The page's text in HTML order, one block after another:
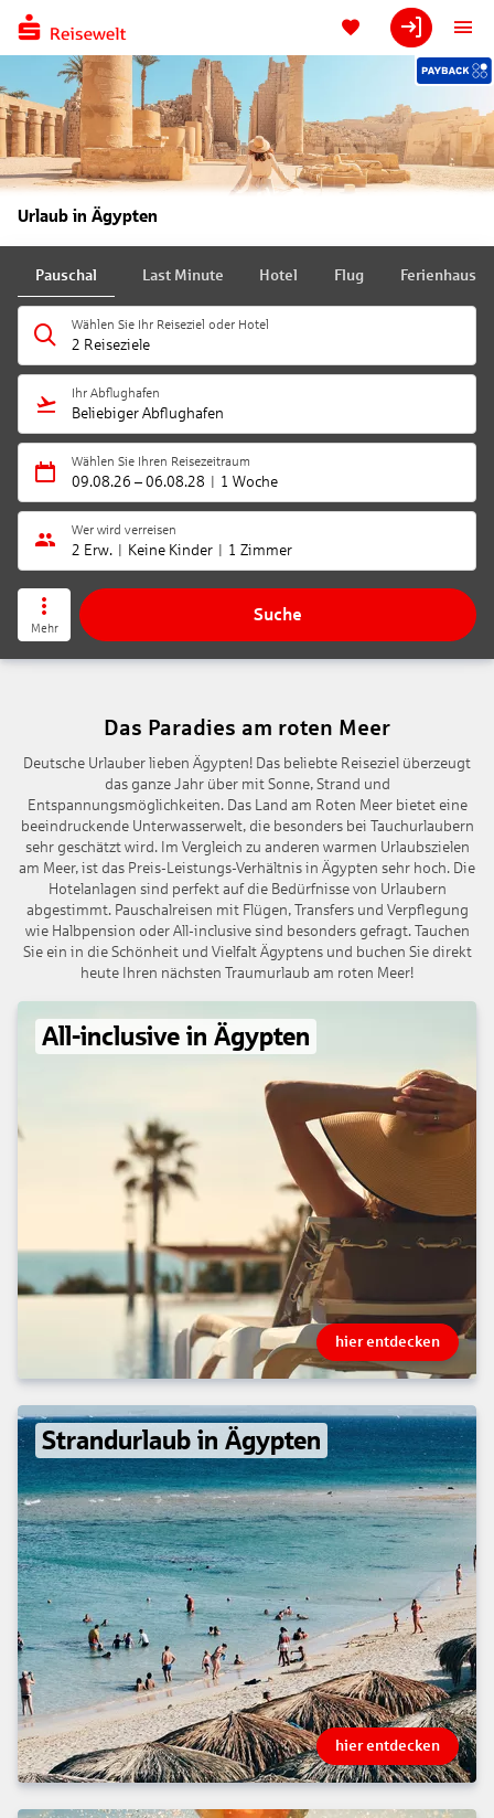
Urlaub in Ägypten
Pauschal Last Minute Hotel Flug Ferienhaus
Wählen Sie Ihr Reiseziel oder Hotel
2 Reiseziele
Ihr Abflughafen
Beliebiger Abflughafen
Wählen Sie Ihren Reisezeitraum
09.08.26 – 06.08.28 1 Woche
Wer wird verreisen
2 Erw. Keine Kinder 1 Zimmer
Mehr
Suche
Das Paradies am roten Meer
Deutsche Urlauber lieben Ägypten! Das beliebte Reiseziel überzeugt
das ganze Jahr über mit Sonne, Strand und
Entspannungsmöglichkeiten. Das Land am Roten Meer bietet eine
beeindruckende Unterwasserwelt, die besonders bei Tauchurlaubern
sehr geschätzt wird. Im Vergleich zu anderen warmen Urlaubszielen
am Meer, ist das Preis-Leistungs-Verhältnis in Ägypten sehr hoch. Die
Hotelanlagen sind perfekt auf die Bedürfnisse von Urlaubern
abgestimmt. Pauschalreisen mit Flügen, Transfers und Verpflegung
wie Halbpension oder All-inclusive sind besonders gefragt. Tauchen
Sie ein in die Schönheit und Vielfalt Ägyptens und buchen Sie direkt
heute Ihren nächsten Traumurlaub am roten Meer!
All-inclusive in Ägypten
hier entdecken
Strandurlaub in Ägypten
hier entdecken